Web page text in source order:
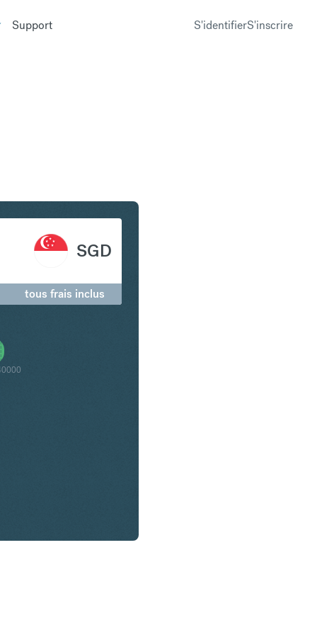
Support S'identifierS'inscrire
SGD
tous frais inclus